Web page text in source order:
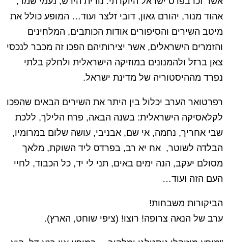
אהוד מנור, יהורם גאון, דובי זלצר ועוד… המופע כולל את
מיטב השירים והסיפורים אודות הכותבים, המלחינים
והזמרים הישראלים, אשר יצירותיהם הפכו זה מכבר לנכסי
צאן ברזל ולהמנונים במוזיקה הישראלית ולחלק בלתי
נפרד מההיסטוריה של מדינת ישראל.
רפרטואר הערב יכלול בין היתר את השירים הבאים שהפכו
לקלאסיקה הישראלית: בשנה הבאה, פרח הלילך, ללכת
שבי אחריך, נחמה, אי שם, אבניבי, עושה שלום במרומיו,
הבלדה לשוטר, אח יא רב, בפרדס ליד השוקת, מלאך
מסולם יעקב, הנה ימים באים, תני לי יד, כל הכבוד, לחיי
העם הזה ועוד…
הביקורות משבחות!
ערב של הנאה צרופה! רוצו! (ציפי שוחט, הארץ).